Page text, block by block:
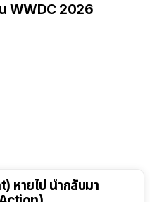
WWDC 2026
หายไป นำกลับมา